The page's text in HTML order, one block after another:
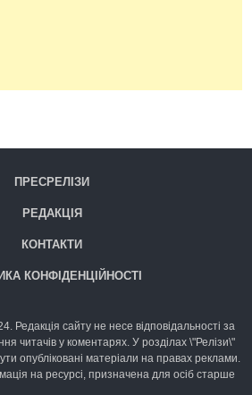
ПРЕСРЕЛІЗИ
РЕДАКЦІЯ
КОНТАКТИ
КОНФІДЕНЦІЙНОСТІ
сайту не несе відповідальності за
читачів у коментарях. У розділах \"Релізи\"
опубліковані матеріали на правах реклами.
на ресурсі, призначена для осіб старше